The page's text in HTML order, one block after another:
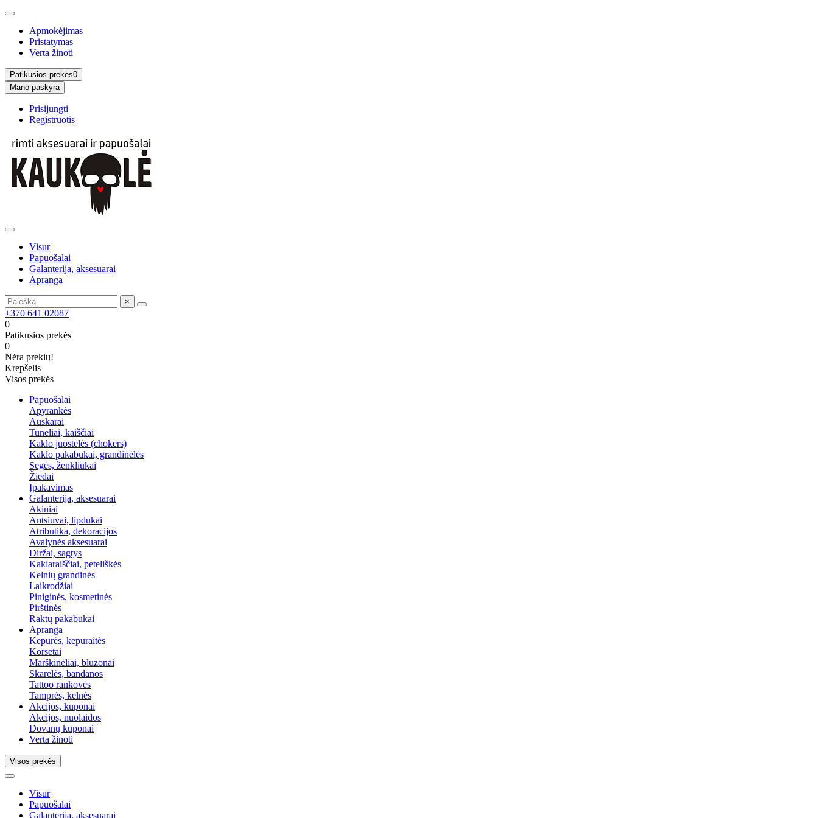
Apmokėjimas
Pristatymas
Verta žinoti
Patikusios prekės0
Mano paskyra
Prisijungti
Registruotis
Visur
Papuošalai
Galanterija, aksesuarai
Apranga
×
+370 641 02087
0
Patikusios prekės
0
Nėra prekių!
Krepšelis
Visos prekės
Papuošalai
Apyrankės
Auskarai
Tuneliai, kaiščiai
Kaklo juostelės (chokers)
Kaklo pakabukai, grandinėlės
Segės, ženkliukai
Žiedai
Įpakavimas
Galanterija, aksesuarai
Akiniai
Antsiuvai, lipdukai
Atributika, dekoracijos
Avalynės aksesuarai
Diržai, sagtys
Kaklaraiščiai, peteliškės
Kelnių grandinės
Laikrodžiai
Piniginės, kosmetinės
Pirštinės
Raktų pakabukai
Apranga
Kepurės, kepuraitės
Korsetai
Marškinėliai, bluzonai
Skarelės, bandanos
Tattoo rankovės
Tamprės, kelnės
Akcijos, kuponai
Akcijos, nuolaidos
Dovanų kuponai
Verta žinoti
Visos prekės
Visur
Papuošalai
Galanterija, aksesuarai